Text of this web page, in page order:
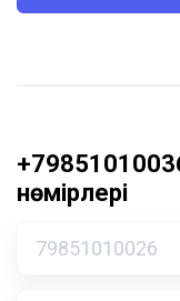
нөмірлері
79851010026